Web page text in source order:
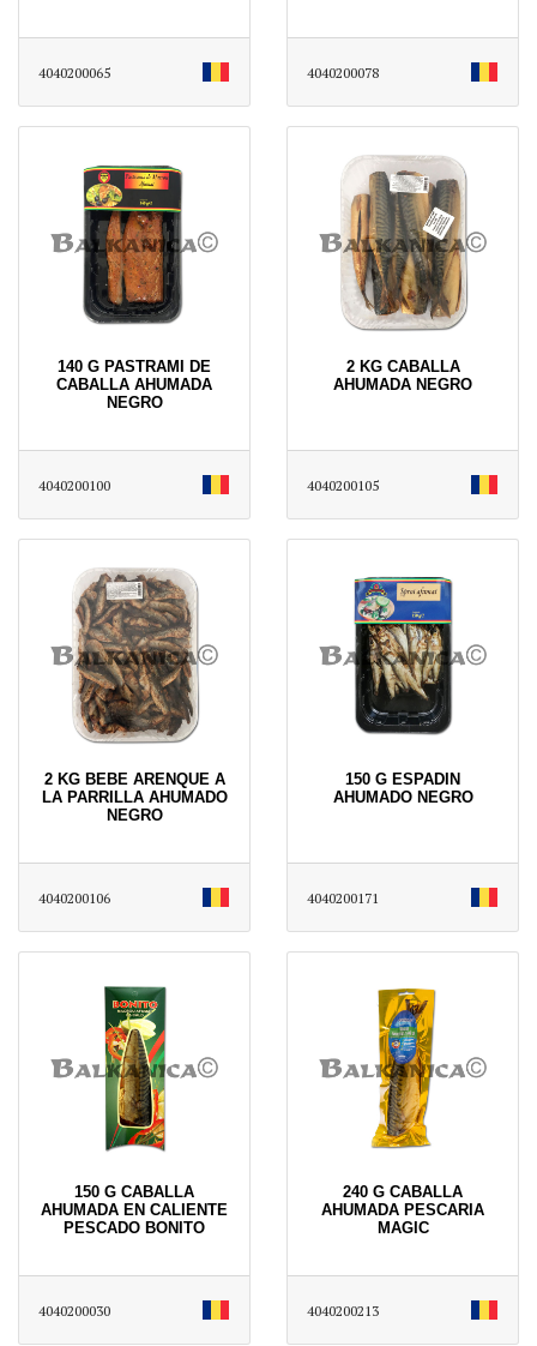
4040200065 4040200078
140 G PASTRAMI DE
CABALLA AHUMADA
NEGRO
4040200100
2 KG CABALLA
AHUMADA NEGRO
4040200105
2 KG BEBE ARENQUE A
LA PARRILLA AHUMADO
NEGRO
4040200106
150 G ESPADIN
AHUMADO NEGRO
4040200171
150 G CABALLA
AHUMADA EN CALIENTE
PESCADO BONITO
4040200030
240 G CABALLA
AHUMADA PESCARIA
MAGIC
4040200213